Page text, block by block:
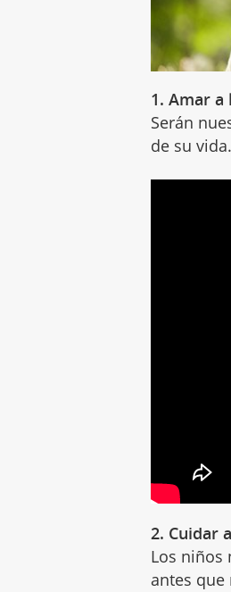
1. Amar a
Serán
de su vida.
2. Cuidar
Los niños
antes que